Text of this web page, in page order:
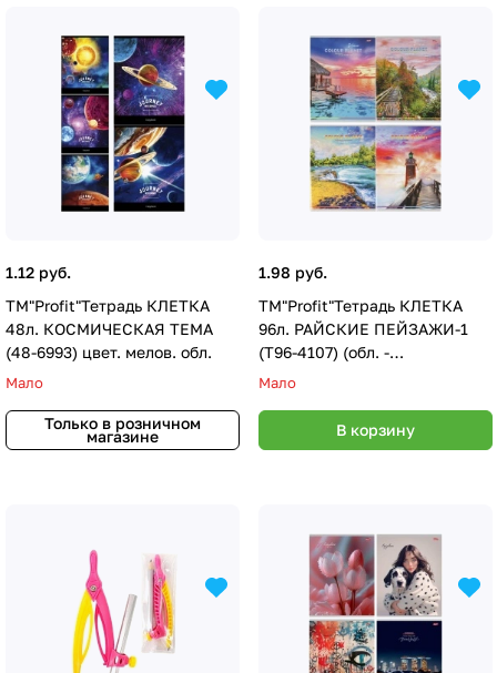
1.12 руб.
TМ"Profit"Тетрадь КЛЕТКА
48л. КОСМИЧЕСКАЯ ТЕМА
(48-6993) цвет. мелов. обл.
Мало
Только в розничном
магазине
1.98 руб.
TM"Profit"Тетрадь КЛЕТКА
96л. РАЙСКИЕ ПЕЙЗАЖИ-1
(Т96-4107) (обл. -
мелов.картон)
Мало
В корзину